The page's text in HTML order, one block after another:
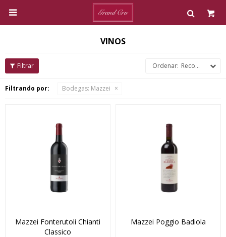

VINOS
Recomendados
Filtrando por: Bodegas: Mazzei
Mazzei Fonterutoli Chianti
Classico
Mazzei Poggio Badiola